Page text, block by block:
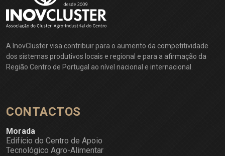
A InovCluster visa contribuir para o aumento da competitividade
dos sistemas produtivos locais e regional e para a afirmação da
Região Centro de Portugal ao nível nacional e internacional.
CONTACTOS
Morada
Edifício do Centro de Apoio
Tecnológico Agro-Alimentar